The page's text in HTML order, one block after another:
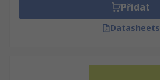
Přidat
Datasheets